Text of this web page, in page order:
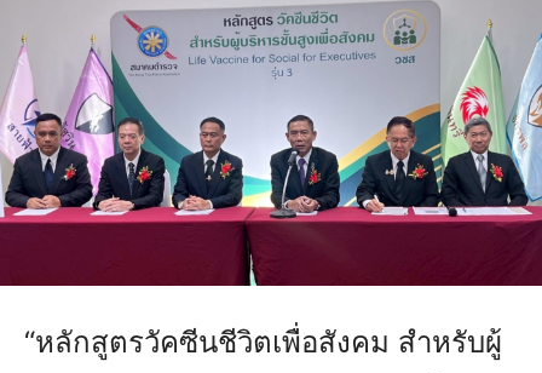
“หลักสูตรวัคซีนชีวิตเพื่อสังคม สำหรับผู้